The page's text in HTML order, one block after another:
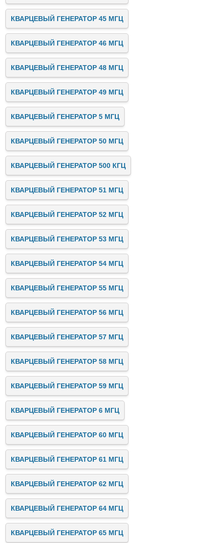
КВАРЦЕВЫЙ ГЕНЕРАТОР 45 МГЦ
КВАРЦЕВЫЙ ГЕНЕРАТОР 46 МГЦ
КВАРЦЕВЫЙ ГЕНЕРАТОР 48 МГЦ
КВАРЦЕВЫЙ ГЕНЕРАТОР 49 МГЦ
КВАРЦЕВЫЙ ГЕНЕРАТОР 5 МГЦ
КВАРЦЕВЫЙ ГЕНЕРАТОР 50 МГЦ
КВАРЦЕВЫЙ ГЕНЕРАТОР 500 КГЦ
КВАРЦЕВЫЙ ГЕНЕРАТОР 51 МГЦ
КВАРЦЕВЫЙ ГЕНЕРАТОР 52 МГЦ
КВАРЦЕВЫЙ ГЕНЕРАТОР 53 МГЦ
КВАРЦЕВЫЙ ГЕНЕРАТОР 54 МГЦ
КВАРЦЕВЫЙ ГЕНЕРАТОР 55 МГЦ
КВАРЦЕВЫЙ ГЕНЕРАТОР 56 МГЦ
КВАРЦЕВЫЙ ГЕНЕРАТОР 57 МГЦ
КВАРЦЕВЫЙ ГЕНЕРАТОР 58 МГЦ
КВАРЦЕВЫЙ ГЕНЕРАТОР 59 МГЦ
КВАРЦЕВЫЙ ГЕНЕРАТОР 6 МГЦ
КВАРЦЕВЫЙ ГЕНЕРАТОР 60 МГЦ
КВАРЦЕВЫЙ ГЕНЕРАТОР 61 МГЦ
КВАРЦЕВЫЙ ГЕНЕРАТОР 62 МГЦ
КВАРЦЕВЫЙ ГЕНЕРАТОР 64 МГЦ
КВАРЦЕВЫЙ ГЕНЕРАТОР 65 МГЦ